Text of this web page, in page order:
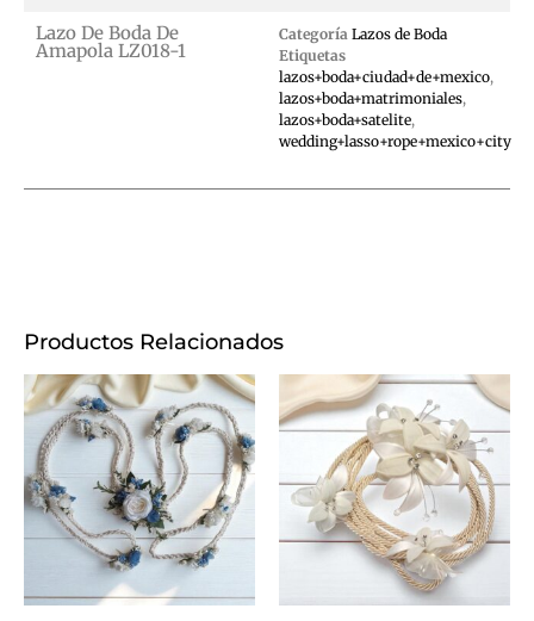
Lazo De Boda De
Amapola LZ018-1
Categoría Lazos de Boda
Etiquetas
lazos+boda+ciudad+de+mexico,
lazos+boda+matrimoniales,
lazos+boda+satelite,
wedding+lasso+rope+mexico+city
Productos Relacionados